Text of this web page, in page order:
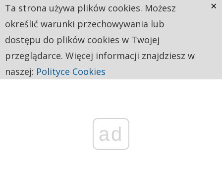
ad
Ta strona używa plików cookies. Możesz
określić warunki przechowywania lub
dostępu do plików cookies w Twojej
przeglądarce. Więcej informacji znajdziesz w
naszej: Polityce Cookies
×